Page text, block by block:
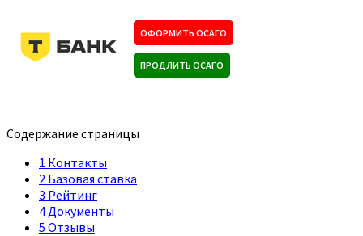
ОФОРМИТЬ ОСАГО
ПРОДЛИТЬ ОСАГО
Содержание страницы
1 Контакты
2 Базовая ставка
3 Рейтинг
4 Документы
5 Отзывы